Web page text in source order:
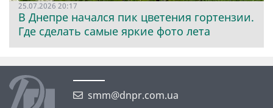
25.07.2026 20:17
В Днепре начался пик цветения гортензии.
Где сделать самые яркие фото лета
smm@dnpr.com.ua